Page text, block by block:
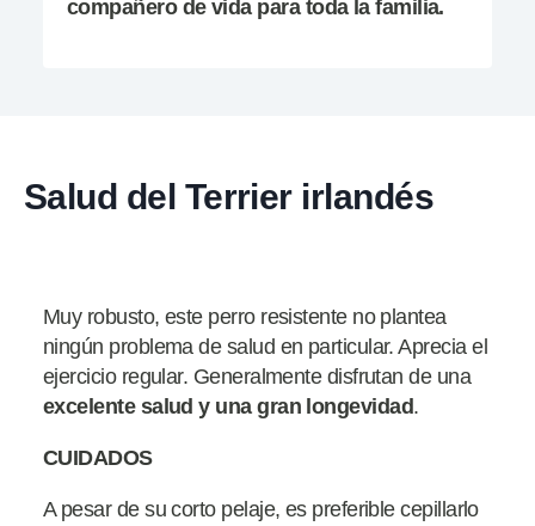
compañero de vida para toda la familia.
Salud del Terrier irlandés
Muy robusto, este perro resistente no plantea
ningún problema de salud en particular. Aprecia el
ejercicio regular. Generalmente disfrutan de una
excelente salud y una gran longevidad.
CUIDADOS
A pesar de su corto pelaje, es preferible cepillarlo